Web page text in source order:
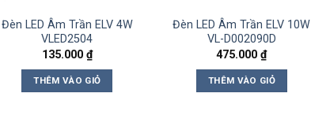
Đèn LED Âm Trần ELV 4W
VLED2504
135.000 ₫
THÊM VÀO GIỎ
Đèn LED Âm Trần ELV 10W
VL-D002090D
475.000₫
THÊM VÀO GIỎ